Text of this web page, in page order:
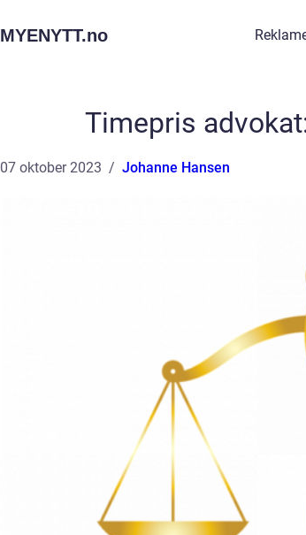
MYENYTT.no
Timepris
07 oktober 2023 Johanne Hansen